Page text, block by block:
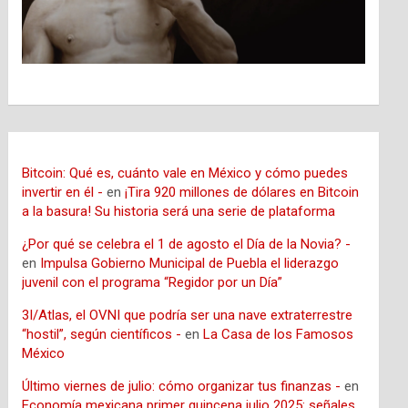
Bitcoin: Qué es, cuánto vale en México y cómo puedes
invertir en él - en¡Tira 920 millones de dólares en Bitcoin
a la basura! Su historia será una serie de plataforma
¿Por qué se celebra el 1 de agosto el Día de la Novia? -
en Impulsa Gobierno Municipal de Puebla el liderazgo
juvenil con el programa “Regidor por un Día”
3I/Atlas, el OVNI que podría ser una nave extraterrestre
“hostil”, según científicos - enLa Casa de los Famosos
México
Último viernes de julio: cómo organizar tus finanzas - en